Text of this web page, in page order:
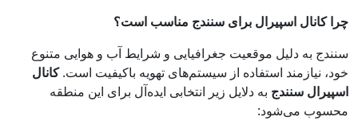
چرا کانال اسپیرال برای سنندج مناسب است؟
سنندج به دلیل موقعیت جغرافیایی و شرایط آب و هوایی متنوع
خود، نیازمند استفاده از سیستم‌های تهویه باکیفیت است.کانال
اسپیرال سنندج به دلایل زیر انتخابی ایده‌آل برای این منطقه
محسوب می‌شود: